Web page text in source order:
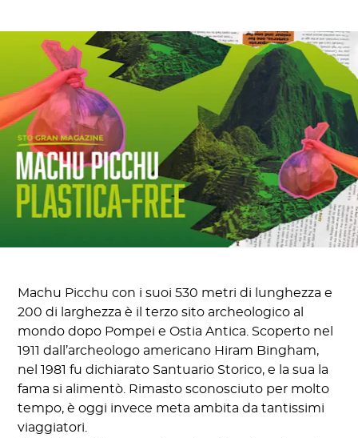
Machu Picchu con i suoi 530 metri di lunghezza e
200 di larghezza è il terzo sito archeologico al
mondo dopo Pompei e Ostia Antica. Scoperto nel
1911 dall’archeologo americano Hiram Bingham,
nel 1981 fu dichiarato Santuario Storico, e la sua la
fama si alimentò. Rimasto sconosciuto per molto
tempo, è oggi invece meta ambita da tantissimi
viaggiatori.